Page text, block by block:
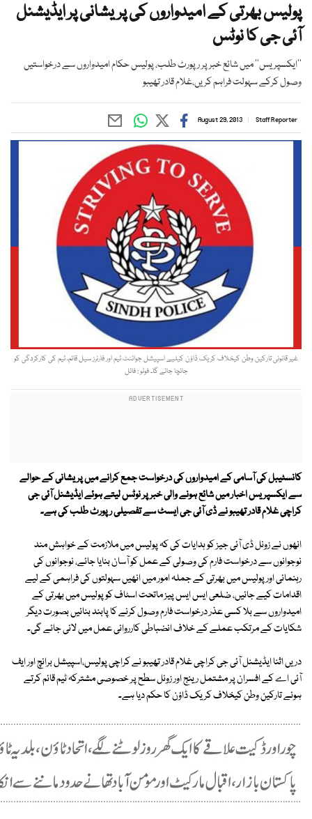
پولیس بھرتی کے امیدواروں کی پریشانی پر ایڈیشنل
آئی جی کا نوٹس
’’ایکسپریس‘‘ میں شائع خبر پر رپورٹ طلب، پولیس حکام امیدواروں سے درخواستیں
وصول کرکے سہولت فراہم کریں،غلام قادر تھیبو
Staff Reporter
August 29, 2013
غیر قانونی تارکین وطن کیخلاف کریک ڈاؤن کیلیے اسپیشل جوائنٹ ٹیم اور فارنرز سیل قائم، ٹیم کی کارکردگی کو
جانچا جائے گا۔ فوٹو : فائل
کانسٹیبل کی آسامی کے امیدواروں کی درخواست جمع کرانے میں پریشانی کے حوالے
سے ایکسپریس اخبار میں شائع ہونے والی خبر پر نوٹس لیتے ہوئے ایڈیشنل آئی جی
کراچی غلام قادر تھیبو نے ڈی آئی جی ایسٹ سے تفصیلی رپورٹ طلب کی ہے۔
انھوں نے زونل ڈی آئی جیز کو ہدایات کی کہ پولیس میں ملازمت کے خواہش مند
نوجوانوں سے درخواست فارم کی وصولی کے عمل کو آسان بنایا جائے،نوجوانوں کی
رہنمائی اور پولیس میں بھرتی کے جملہ امور میں انھیں سہولتوں کی فراہمی کے لیے
اقدامات کیے جائیں، ضلعی ایس ایس پیز ماتحت اسٹاف کو پولیس میں بھرتی کے
امیدواروں سے بلا کسی عذر درخواست فارم وصول کرنے کا پابند بنائیں بصورت دیگر
شکایات کے مرتکب عملے کے خلاف انضباطی کارروائی عمل میں لائی جائے گی۔
دریں اثنا ایڈیشنل آئی جی کراچی غلام قادر تھیبو نے کراچی پولیس،اسپیشل برانچ اور ایف
آئی اے کے افسران پر مشتمل رینج اور زونل سطح پر خصوصی مشترکہ ٹیم قائم کرتے
ہوئے تارکین وطن کیخلاف کریک ڈاؤن کا حکم دیا ہے۔